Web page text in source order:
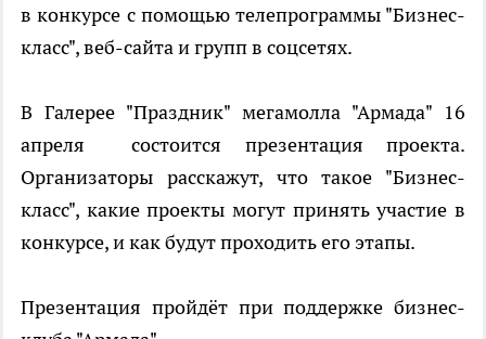
в конкурсе с помощью телепрограммы "Бизнес-
класс", веб-сайта и групп в соцсетях.
В Галерее "Праздник" мегамолла "Армада" 16
апреля состоится презентация проекта.
Организаторы расскажут, что такое "Бизнес-
класс", какие проекты могут принять участие в
конкурсе, и как будут проходить его этапы.
Презентация пройдёт при поддержке бизнес-